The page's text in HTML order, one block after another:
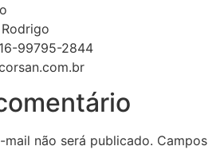
99795-2844
mail não será publicado. Campos